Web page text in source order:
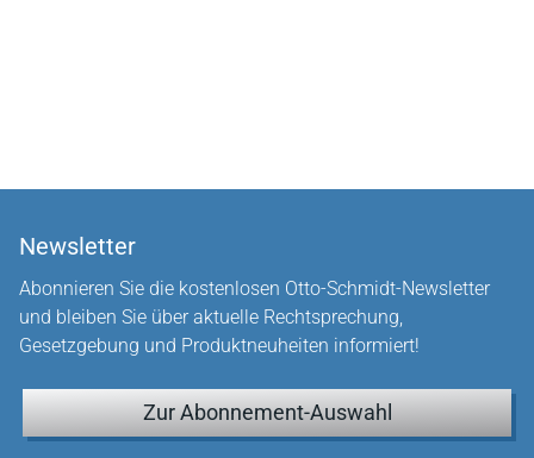
Newsletter
Abonnieren Sie die kostenlosen Otto-Schmidt-Newsletter
und bleiben Sie über aktuelle Rechtsprechung,
Gesetzgebung und Produktneuheiten informiert!
Zur Abonnement-Auswahl